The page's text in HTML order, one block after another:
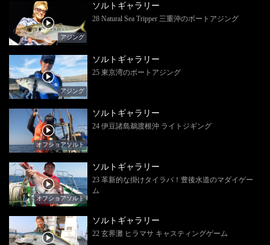
アジング
ソルトギャラリー
28 Natural Sea Tripper 三重沖のボートアジング
アジング
ソルトギャラリー
25 東京湾のボートアジング
オフショアソルト
ソルトギャラリー
24 伊豆諸島鵜渡根沖 ライトジギング
オフショアソルト
ソルトギャラリー
23 革新的な掛けタイラバ！豊後水道のマダイゲー
ム
ソルトギャラリー
22 玄界灘 ヒラマサ キャスティングゲーム